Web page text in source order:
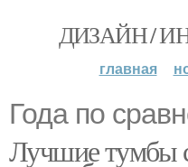
ДИЗАЙН /
главная
Года по
Лучшие тумбы